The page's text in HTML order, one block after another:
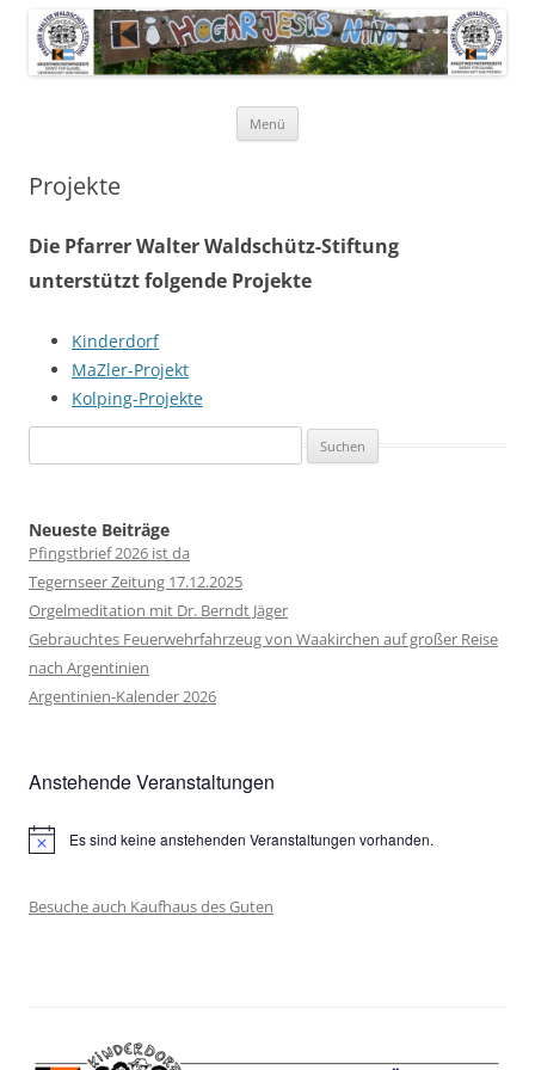
Menü
Projekte
Die Pfarrer Walter Waldschütz-Stiftung
unterstützt folgende Projekte
Kinderdorf
MaZler-Projekt
Kolping-Projekte
nach:
Neueste Beiträge
Pfingstbrief 2026 ist da
Tegernseer Zeitung 17.12.2025
Orgelmeditation mit Dr. Berndt Jäger
Gebrauchtes Feuerwehrfahrzeug von Waakirchen auf großer Reise
nach Argentinien
Argentinien-Kalender 2026
Anstehende Veranstaltungen
HinweisEs sind keine anstehenden Veranstaltungen vorhanden.
Besuche auch Kaufhaus des Guten